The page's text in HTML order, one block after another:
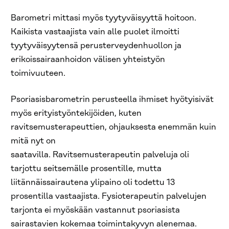
Barometri mittasi myös tyytyväisyyttä hoitoon.
Kaikista vastaajista vain alle puolet ilmoitti
tyytyväisyytensä perusterveydenhuollon ja
erikoissairaanhoidon välisen yhteistyön
toimivuuteen.
Psoriasisbarometrin perusteella ihmiset hyötyisivät
myös erityistyöntekijöiden, kuten
ravitsemusterapeuttien, ohjauksesta enemmän kuin
mitä nyt on
saatavilla. Ravitsemusterapeutin palveluja oli
tarjottu seitsemälle prosentille, mutta
liitännäissairautena ylipaino oli todettu 13
prosentilla vastaajista. Fysioterapeutin palvelujen
tarjonta ei myöskään vastannut psoriasista
sairastavien kokemaa toimintakyvyn alenemaa.